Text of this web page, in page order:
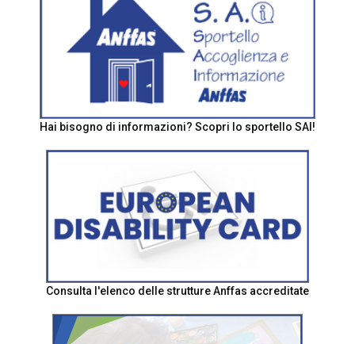
Hai bisogno di informazioni? Scopri lo sportello SAI!
Consulta l'elenco delle strutture Anffas accreditate